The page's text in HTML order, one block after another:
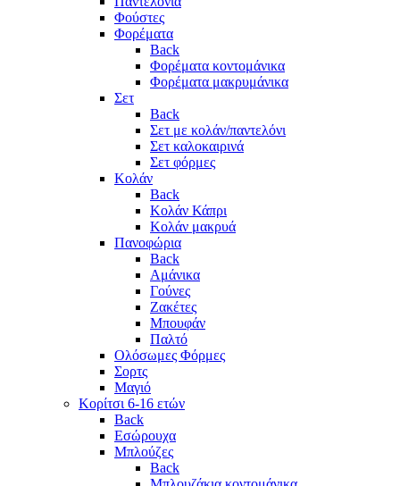
Φούστες
Φορέματα
Back
Φορέματα κοντομάνικα
Φορέματα μακρυμάνικα
Σετ
Back
Σετ με κολάν/παντελόνι
Σετ καλοκαιρινά
Σετ φόρμες
Κολάν
Back
Κολάν Κάπρι
Κολάν μακρυά
Πανοφώρια
Back
Αμάνικα
Γούνες
Ζακέτες
Μπουφάν
Παλτό
Ολόσωμες Φόρμες
Σορτς
Μαγιό
Κορίτσι 6-16 ετών
Back
Εσώρουχα
Μπλούζες
Back